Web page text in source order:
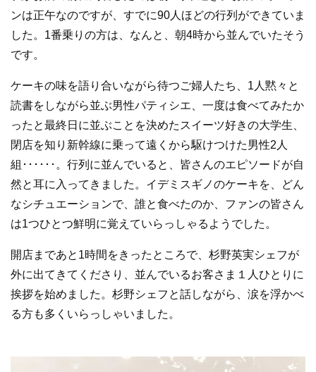
ンは正午なのですが、すでに90人ほどの行列ができていま
した。1番乗りの方は、なんと、朝4時から並んでいたそう
です。
ケーキの味を語り合いながら待つご婦人たち、1人黙々と
読書をしながら並ぶ男性パティシエ、一度は食べてみたか
ったと最終日に並ぶことを決めたスイーツ好きの大学生、
閉店を知り新幹線に乗って遠くから駆けつけた男性2人
組･･････。行列に並んでいると、皆さんのエピソードが自
然と耳に入ってきました。イデミスギノのケーキを、どん
なシチュエーションで、誰と食べたのか、ファンの皆さん
は1つひとつ鮮明に覚えていらっしゃるようでした。
開店まであと1時間をきったところで、杉野英実シェフが
外に出てきてくださり、並んでいるお客さま１人ひとりに
挨拶を始めました。杉野シェフと話しながら、涙を浮かべ
る方も多くいらっしゃいました。